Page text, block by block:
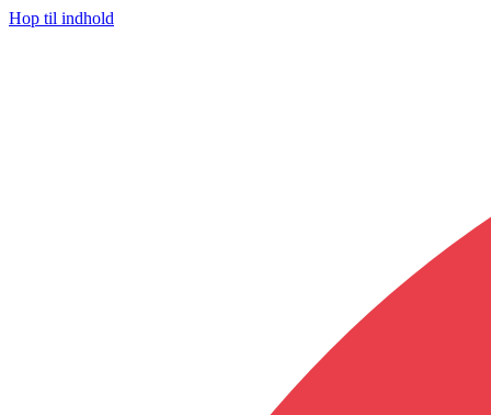
Hop til indhold